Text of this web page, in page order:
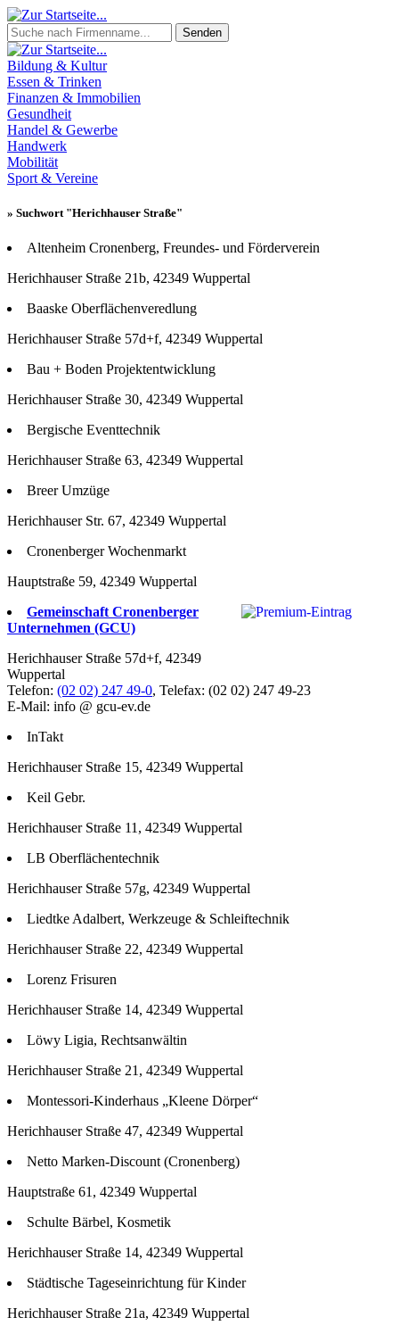
Senden
Bildung & Kultur
Essen & Trinken
Finanzen & Immobilien
Gesundheit
Handel & Gewerbe
Handwerk
Mobilität
Sport & Vereine
» Suchwort "Herichhauser Straße"
Altenheim Cronenberg, Freundes- und Förderverein
Herichhauser Straße 21b, 42349 Wuppertal
Baaske Oberflächenveredlung
Herichhauser Straße 57d+f, 42349 Wuppertal
Bau + Boden Projektentwicklung
Herichhauser Straße 30, 42349 Wuppertal
Bergische Eventtechnik
Herichhauser Straße 63, 42349 Wuppertal
Breer Umzüge
Herichhauser Str. 67, 42349 Wuppertal
Cronenberger Wochenmarkt
Hauptstraße 59, 42349 Wuppertal
Gemeinschaft Cronenberger
Unternehmen (GCU)
Herichhauser Straße 57d+f, 42349
Wuppertal
Telefon: (02 02) 247 49-0, Telefax: (02 02) 247 49-23
E-Mail: info @ gcu-ev.de
InTakt
Herichhauser Straße 15, 42349 Wuppertal
Keil Gebr.
Herichhauser Straße 11, 42349 Wuppertal
LB Oberflächentechnik
Herichhauser Straße 57g, 42349 Wuppertal
Liedtke Adalbert, Werkzeuge & Schleiftechnik
Herichhauser Straße 22, 42349 Wuppertal
Lorenz Frisuren
Herichhauser Straße 14, 42349 Wuppertal
Löwy Ligia, Rechtsanwältin
Herichhauser Straße 21, 42349 Wuppertal
Montessori-Kinderhaus „Kleene Dörper“
Herichhauser Straße 47, 42349 Wuppertal
Netto Marken-Discount (Cronenberg)
Hauptstraße 61, 42349 Wuppertal
Schulte Bärbel, Kosmetik
Herichhauser Straße 14, 42349 Wuppertal
Städtische Tageseinrichtung für Kinder
Herichhauser Straße 21a, 42349 Wuppertal